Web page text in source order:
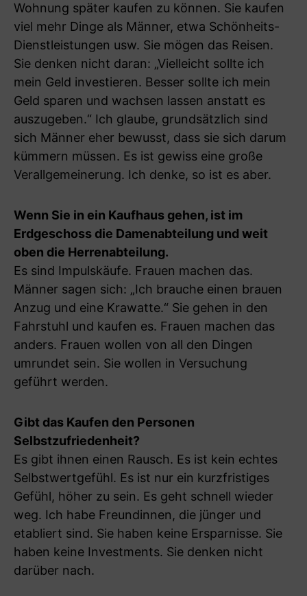
Wohnung später kaufen zu können. Sie kaufen
viel mehr Dinge als Männer, etwa Schönheits-
Dienstleistungen usw. Sie mögen das Reisen.
Sie denken nicht daran: „Vielleicht sollte ich
mein Geld investieren. Besser sollte ich mein
Geld sparen und wachsen lassen anstatt es
auszugeben.“ Ich glaube, grundsätzlich sind
sich Männer eher bewusst, dass sie sich darum
kümmern müssen. Es ist gewiss eine große
Verallgemeinerung. Ich denke, so ist es aber.
Wenn Sie in ein Kaufhaus gehen, ist im
Erdgeschoss die Damenabteilung und weit
oben die Herrenabteilung.
Es sind Impulskäufe. Frauen machen das.
Männer sagen sich: „Ich brauche einen brauen
Anzug und eine Krawatte.“ Sie gehen in den
Fahrstuhl und kaufen es. Frauen machen das
anders. Frauen wollen von all den Dingen
umrundet sein. Sie wollen in Versuchung
geführt werden.
Gibt das Kaufen den Personen
Selbstzufriedenheit?
Es gibt ihnen einen Rausch. Es ist kein echtes
Selbstwertgefühl. Es ist nur ein kurzfristiges
Gefühl, höher zu sein. Es geht schnell wieder
weg. Ich habe Freundinnen, die jünger und
etabliert sind. Sie haben keine Ersparnisse. Sie
haben keine Investments. Sie denken nicht
darüber nach.